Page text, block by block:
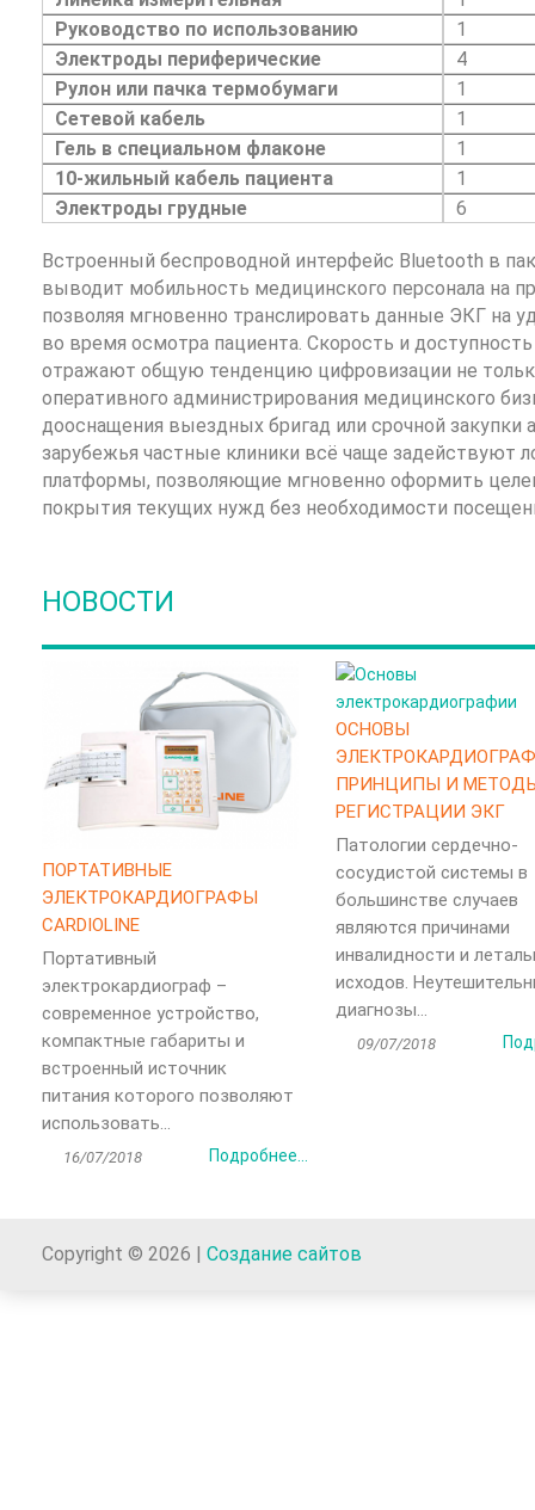
Руководство по использованию
1
Электроды периферические
4
Рулон или пачка термобумаги
1
Сетевой кабель
1
Гель в специальном флаконе
1
10-жильный кабель пациента
1
Электроды грудные
6
Встроенный беспроводной интерфейс Bluetooth в
выводит мобильность медицинского персонала на
позволяя мгновенно транслировать данные ЭКГ на
во время осмотра пациента. Скорость и
отражают общую тенденцию цифровизации не
оперативного администрирования медицинского
дооснащения выездных бригад или срочной закупки
зарубежья частные клиники всё чаще задействуют
платформы, позволяющие мгновенно оформить
покрытия текущих нужд без необходимости
НОВОСТИ
ПОРТАТИВНЫЕ
ЭЛЕКТРОКАРДИОГРАФЫ
CARDIOLINE
Портативный
электрокардиограф –
современное устройство,
компактные габариты и
встроенный источник
питания которого позволяют
использовать...
16/07/2018 Подробнее...
ОСНОВЫ
ПРИНЦИПЫ И
РЕГИСТРАЦИИ ЭКГ
Патологии сердечно-
сосудистой системы в
большинстве случаев
являются причинами
инвалидности и
исходов.
диагнозы...
09/07/2018
Copyright © 2026 | Создание сайтов